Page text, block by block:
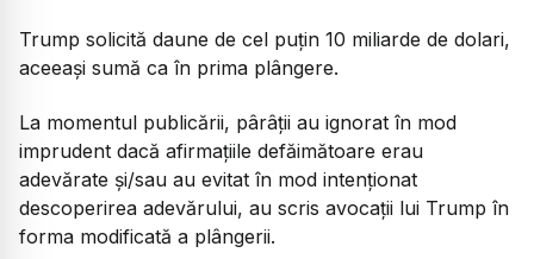
Trump solicită daune de cel puțin 10 miliarde de dolari,
aceeași sumă ca în prima plângere.
La momentul publicării, pârâții au ignorat în mod
imprudent dacă afirmațiile defăimătoare erau
adevărate și/sau au evitat în mod intenționat
descoperirea adevărului, au scris avocații lui Trump în
forma modificată a plângerii.